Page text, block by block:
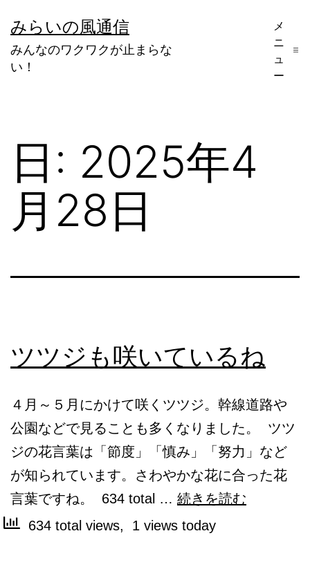
ン
テ
みらいの風通信
みんなのワクワクが止まらな
い！
メ
ニ
ュ
ー
日: 2025年4
月28日
ツツジも咲いているね
４月～５月にかけて咲くツツジ。幹線道路や
公園などで見ることも多くなりました。 ツツ
ジの花言葉は「節度」「慎み」「努力」など
が知られています。さわやかな花に合った花
言葉ですね。 634 total … 続きを読む
634 total views, 1 views today